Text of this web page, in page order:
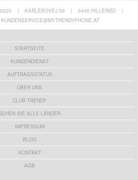
| KARLEBOVEJ 59 | 3400 HILLERØD
|
KUNDENSERVICE@MYTRENDYPHONE.AT
STARTSEITE
KUNDENDIENST
AUFTRAGSSTATUS
ÜBER UNS
CLUB TRENDY
SIE ALLE LÄNDER
IMPRESSUM
BLOG
KONTAKT
AGB